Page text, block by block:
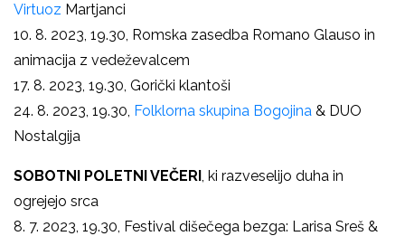
Virtuoz Martjanci
10. 8. 2023, 19.30, Romska zasedba Romano Glauso in
animacija z vedeževalcem
17. 8. 2023, 19.30, Gorički klantoši
24. 8. 2023, 19.30, Folklorna skupina Bogojina & DUO
Nostalgija
SOBOTNI POLETNI VEČERI, ki razveselijo duha in
ogrejejo srca
8. 7. 2023, 19.30, Festival dišečega bezga: Larisa Sreš &